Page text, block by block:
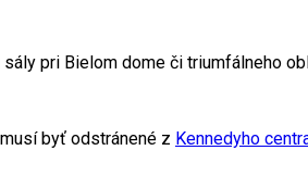
pri Bielom dome či triumfálneho
byť odstránené z Kennedyho